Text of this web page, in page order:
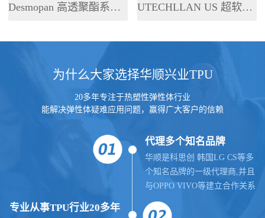
Desmopan 高透聚酯系列 TPU UTECHLLAN US 超软级系列 TPU
为什么大家选择华顺兴业TPU
20多年专注于热塑性弹性体行业
能解决弹性体疑难应用问题，赢得广大客户的信赖
代理多个知名品牌
华顺是科思创 韩国LG CS等多
个知名品牌的一级代理商,并且
与OPPO VIVO等建立合作关系
专业从事TPU行业20多年